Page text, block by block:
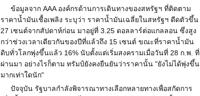
ข้อมูลจาก AAA องค์กรด้านการเดินทางของสหรัฐฯ ที่ติดตาม
ราคาน้ำมันเชื้อเพลิง ระบุว่า ราคาน้ำมันเฉลี่ยในสหรัฐฯ ดีดตัวขึ้น
27 เซนต์จากสัปดาห์ก่อน มาอยู่ที่ 3.25 ดอลลาร์ต่อแกลลอน ซึ่งสูง
กว่าช่วงเวลาเดียวกันของปีที่แล้วถึง 15 เซนต์ ขณะที่ราคาน้ำมัน
ดิบทั่วโลกพุ่งขึ้นแล้ว 16% นับตั้งแต่เริ่มสงครามเมื่อวันที่ 28 ก.พ. ที่
ผ่านมา อย่างไรก็ตาม ทรัมป์ยังคงยืนยันว่าราคานั้น "ยังไม่ได้พุ่งขึ้น
มากเท่าใดนัก"
ปัจจุบัน รัฐบาลกำลังพิจารณาทางเลือกหลายทางเพื่อสกัดการ